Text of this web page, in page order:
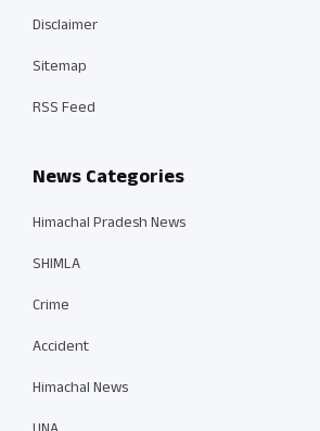
Disclaimer
Sitemap
RSS Feed
News Categories
Himachal Pradesh News
SHIMLA
Crime
Accident
Himachal News